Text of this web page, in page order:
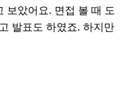
보았어요. 면접 볼 때 도
발표도 하였죠. 하지만